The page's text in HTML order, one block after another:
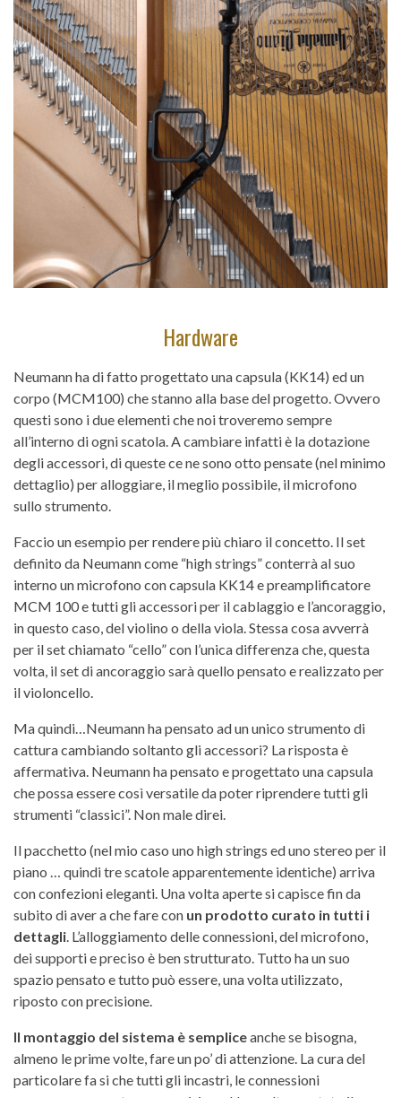
Hardware
Neumann ha di fatto progettato una capsula (KK14) ed un
corpo (MCM100) che stanno alla base del progetto. Ovvero
questi sono i due elementi che noi troveremo sempre
all’interno di ogni scatola. A cambiare infatti è la dotazione
degli accessori, di queste ce ne sono otto pensate (nel minimo
dettaglio) per alloggiare, il meglio possibile, il microfono
sullo strumento.
Faccio un esempio per rendere più chiaro il concetto. Il set
definito da Neumann come “high strings” conterrà al suo
interno un microfono con capsula KK14 e preamplificatore
MCM 100 e tutti gli accessori per il cablaggio e l’ancoraggio,
in questo caso, del violino o della viola. Stessa cosa avverrà
per il set chiamato “cello” con l’unica differenza che, questa
volta, il set di ancoraggio sarà quello pensato e realizzato per
il violoncello.
Ma quindi…Neumann ha pensato ad un unico strumento di
cattura cambiando soltanto gli accessori? La risposta è
affermativa. Neumann ha pensato e progettato una capsula
che possa essere così versatile da poter riprendere tutti gli
strumenti “classici”. Non male direi.
Il pacchetto (nel mio caso uno high strings ed uno stereo per il
piano … quindi tre scatole apparentemente identiche) arriva
con confezioni eleganti. Una volta aperte si capisce fin da
subito di aver a che fare con un prodotto curato in tutti i
dettagli. L’alloggiamento delle connessioni, del microfono,
dei supporti e preciso è ben strutturato. Tutto ha un suo
spazio pensato e tutto può essere, una volta utilizzato,
riposto con precisione.
Il montaggio del sistema è sempliceanche se bisogna,
almeno le prime volte, fare un po’ di attenzione. La cura del
particolare fa si che tutti gli incastri, le connessioni